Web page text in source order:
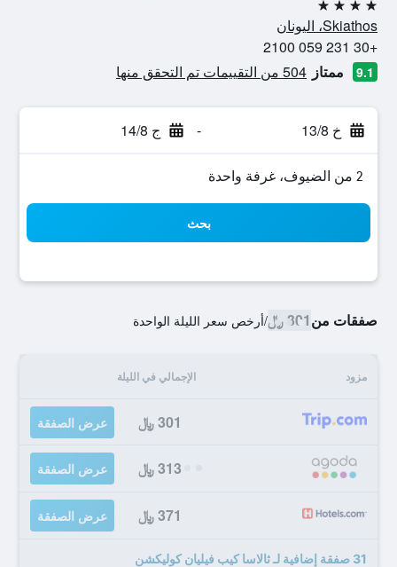
4 نجوم
Skiathos، اليونان
+30 231 059 2100
9.1 ممتاز 504 من التقييمات تم التحقق منها
خ 13/8 - ج 14/8
2 من الضيوف، غرفة واحدة
بحث
صفقات من301 ﷼ /أرخص سعر الليلة الواحدة
مزود الإجمالي في الليلة
301 ﷼ عرض الصفقة
313 ﷼ عرض الصفقة
371 ﷼ عرض الصفقة
31 صفقة إضافية لـ ثالاسا كيب فيليان كوليكشن